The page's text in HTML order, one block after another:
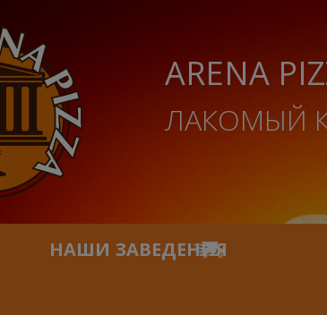
ARENA
ЛАКОМЫЙ
НАШИ ЗАВЕДЕНИЯ